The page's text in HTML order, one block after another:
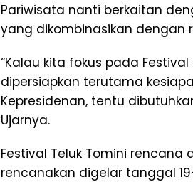
Pariwisata nanti berkaitan
yang dikombinasikan dengan
“Kalau kita fokus pada
dipersiapkan terutama
Kepresidenan, tentu
Ujarnya.
Festival Teluk Tomini rencana
rencanakan digelar tanggal